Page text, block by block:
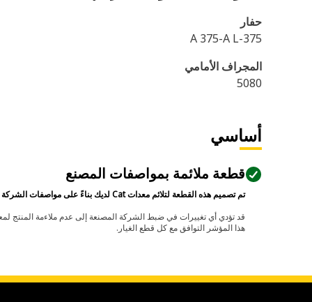
حفار
375-A 375-A L
المجراف الأمامي
5080
أساسي
قطعة ملائمة بمواصفات المصنع
تم تصميم هذه القطعة لتلائم معدات Cat لديك بناءً على مواصفات الشركة المصنعة.
هذا المؤشر التوافق مع كل قطع الغيار.